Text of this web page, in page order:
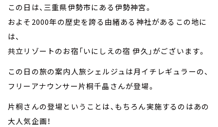
この日は、三重県伊勢市にある伊勢神宮。
およそ2000年の歴史を誇る由緒ある神社があるこの地に
は、
共立リゾートのお宿「いにしえの宿 伊久」がございます。
この日の旅の案内人旅シェルジュは月イチレギュラーの、
フリーアナウンサー片桐千晶さんが登場。
片桐さんの登場ということは、もちろん実施するのはあの
大人気企画！